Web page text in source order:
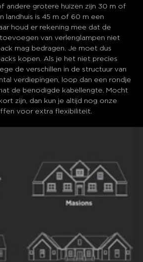
andere grotere huizen zijn 30 m of
landhuis is 45 m of 60 m een
houd er rekening mee dat de
van verlenglampen niet
mag bedragen. Je moet dus
kopen. Als je het niet precies
de verschillen in de structuur van
verdiepingen, loop dan een rondje
de benodigde kabellengte. Mocht
zijn, dan kun je altijd nog onze
voor extra flexibiliteit.